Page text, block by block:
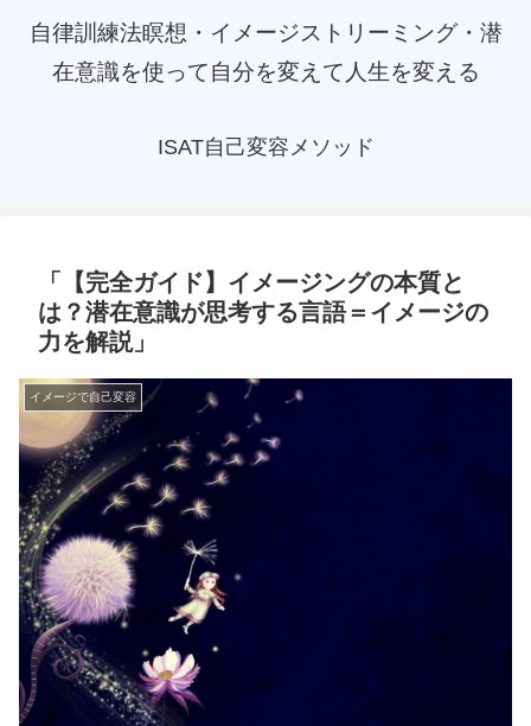
自律訓練法瞑想・イメージストリーミング・潜
在意識を使って自分を変えて人生を変える
ISAT自己変容メソッド
「【完全ガイド】イメージングの本質と
は？潜在意識が思考する言語＝イメージの
力を解説」
イメージで自己変容